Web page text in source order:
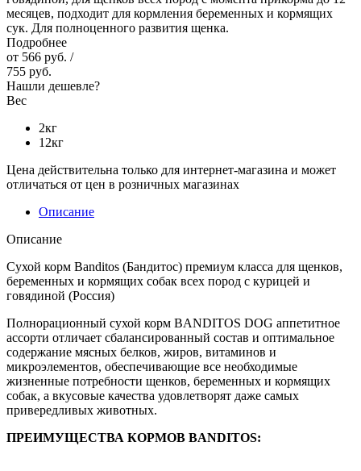
месяцев, подходит для кормления беременных и кормящих
сук. Для полноценного развития щенка.
Подробнее
от 566 руб. /
755 руб.
Нашли дешевле?
Вес
2кг
12кг
Цена действительна только для интернет-магазина и может
отличаться от цен в розничных магазинах
Описание
Описание
Сухой корм Banditos (Бандитос) премиум класса для щенков,
беременных и кормящих собак всех пород с курицей и
говядиной (Россия)
Полнорационный сухой корм BANDITOS DOG аппетитное
ассорти отличает сбалансированный состав и оптимальное
содержание мясных белков, жиров, витаминов и
микроэлементов, обеспечивающие все необходимые
жизненные потребности щенков, беременных и кормящих
собак, а вкусовые качества удовлетворят даже самых
привередливых животных.
ПРЕИМУЩЕСТВА КОРМОВ BANDITOS: